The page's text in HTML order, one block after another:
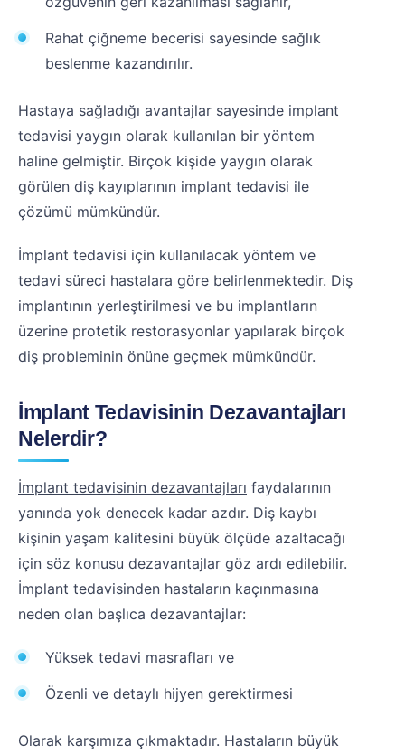
Rahat çiğneme becerisi sayesinde sağlık
beslenme kazandırılır.
Hastaya sağladığı avantajlar sayesinde implant
tedavisi yaygın olarak kullanılan bir yöntem
haline gelmiştir. Birçok kişide yaygın olarak
görülen diş kayıplarının implant tedavisi ile
çözümü mümkündür.
İmplant tedavisi için kullanılacak yöntem ve
tedavi süreci hastalara göre belirlenmektedir. Diş
implantının yerleştirilmesi ve bu implantların
üzerine protetik restorasyonlar yapılarak birçok
diş probleminin önüne geçmek mümkündür.
İmplant Tedavisinin Dezavantajları
Nelerdir?
İmplant tedavisinin dezavantajları faydalarının
yanında yok denecek kadar azdır. Diş kaybı
kişinin yaşam kalitesini büyük ölçüde azaltacağı
için söz konusu dezavantajlar göz ardı edilebilir.
İmplant tedavisinden hastaların kaçınmasına
neden olan başlıca dezavantajlar:
Yüksek tedavi masrafları ve
Özenli ve detaylı hijyen gerektirmesi
Olarak karşımıza çıkmaktadır. Hastaların büyük